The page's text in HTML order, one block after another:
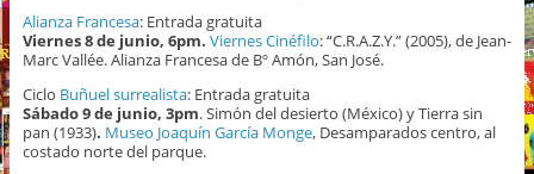
Alianza Francesa: Entrada gratuita
Viernes 8 de junio, 6pm. Viernes Cinéfilo: “C.R.A.Z.Y.” (2005), de Jean-
Marc Vallée. Alianza Francesa de Bº Amón, San José.
Ciclo Buñuel surrealista: Entrada gratuita
Sábado 9 de junio, 3pm. Simón del desierto (México) y Tierra sin
pan (1933). Museo Joaquín García Monge, Desamparados centro, al
costado norte del parque.